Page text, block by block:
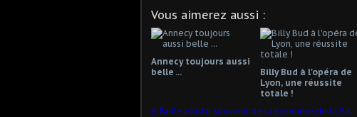
Vous aimerez aussi :
Annecy toujours aussi
belle ...
Billy Bud à l'opéra de
Lyon, une réussite
totale !
Belle photo souvenir de la première de la Passion d'Alarcon au festival d'Ambronay.